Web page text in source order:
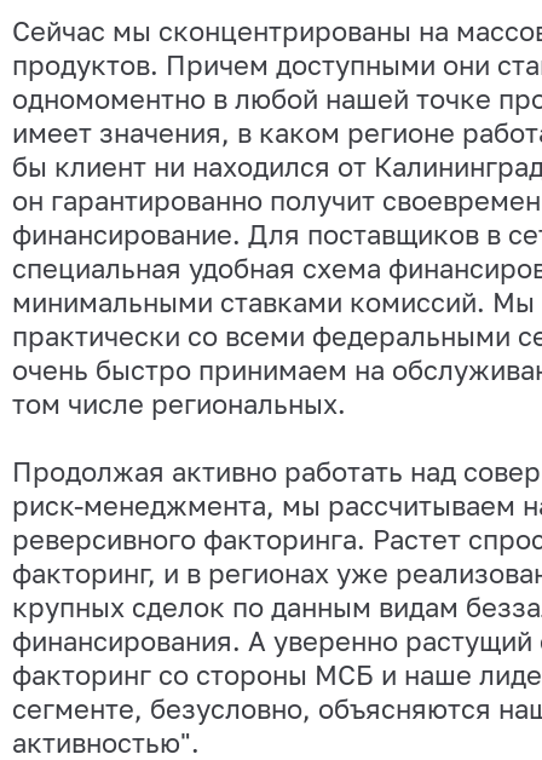
Сейчас мы сконцентрированы на
продуктов. Причем доступными они
одномоментно в любой нашей точке
имеет значения, в каком регионе
бы клиент ни находился от
он гарантированно получит
финансирование. Для поставщиков в
специальная удобная схема
минимальными ставками комиссий. Мы
практически со всеми федеральными
очень быстро принимаем на
том числе региональных.
Продолжая активно работать над
риск-менеджмента, мы рассчитываем
реверсивного факторинга. Растет
факторинг, и в регионах уже
крупных сделок по данным видам
финансирования. А уверенно растущий
факторинг со стороны МСБ и наше
сегменте, безусловно, объясняются
активностью".